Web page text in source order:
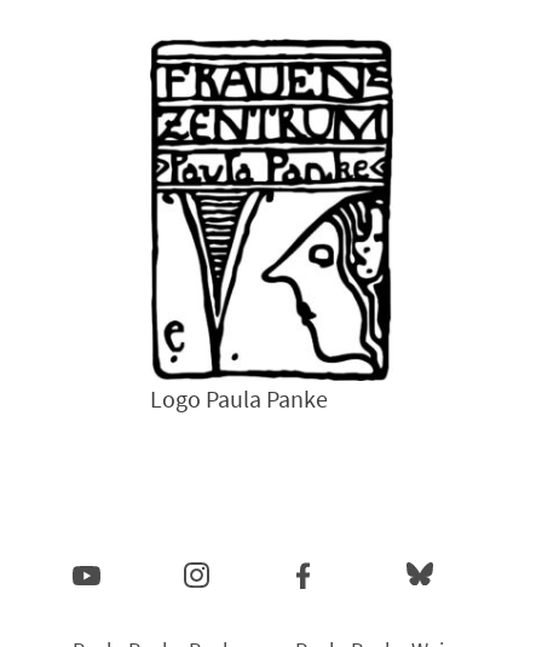
Logo Paula Panke